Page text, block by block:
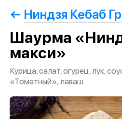
Ниндзя Кебаб
Шаурма
макси»
Курица, салат, огурец, лук,
«Томатный», лаваш